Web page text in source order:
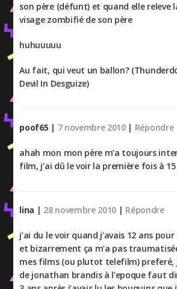
son père (défunt) et quand elle releve
visage zombifié de son père
huhuuuuu
Au fait, qui veut un ballon?
Devil In Desguize)
poof65 | 7 novembre 2010| Répondre
ahah mon mon père m’a toujours
film, j’ai dû le voir la première fois à
lina | 28 novembre 2010 | Répondre
j’ai du le voir quand j’avais 12 ans
et bizarrement ça m’a pas
mes films (ou plutot telefilm) preferé,
de jonathan brandis à l’epoque faut